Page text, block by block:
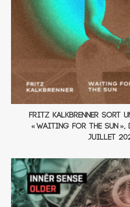
Fritz Kalkbrenner sort
« Waiting For The Sun
juillet